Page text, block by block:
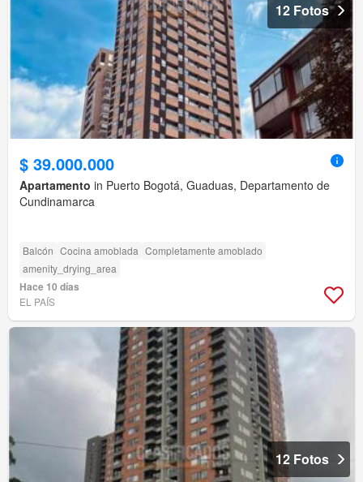
12 Fotos
$ 39.000.000
Apartamento in Puerto Bogotá, Guaduas, Departamento de
Cundinamarca
Balcón Cocina amoblada Completamente amoblado
amenity_drying_area
Hace 10 días
EL PAÍS
12 Fotos